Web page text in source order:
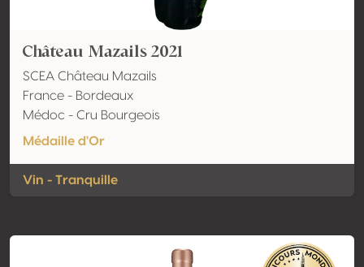
Château Mazails 2021
SCEA Château Mazails
France - Bordeaux
Médoc - Cru Bourgeois
Médaille d'Or
Vin - Tranquille